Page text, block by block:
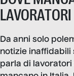
LAVORATORI
Da anni solo
notizie inaffidabili
parla di lavoratori